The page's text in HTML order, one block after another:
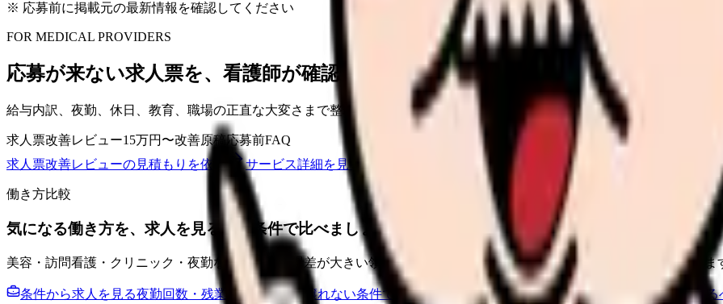
※ 応募前に掲載元の最新情報を確認してください
FOR MEDICAL PROVIDERS
応募が来ない求人票を、看護師が確認したい内容に直せます
給与内訳、夜勤、休日、教育、職場の正直な大変さまで整理し、応募前の不安を減らす求人票へ改善します。
求人票改善レビュー15万円〜改善原稿応募前FAQ
求人票改善レビューの見積もりを依頼
サービス詳細を見る
働き方比較
気になる働き方を、求人を見る前に条件で比べましょう。
美容・訪問看護・クリニック・夜勤なしなどは職場差が大きい領域です。希望条件を先に整理するとミスマッチを減らせま
条件から求人を見る夜勤回数・残業・通勤など、譲れない条件で比較できます。進む 職場の悩みを30秒で診断 辞め